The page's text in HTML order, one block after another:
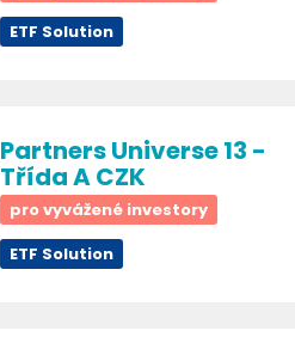
ETF Solution
Partners Universe 13 -
Třída A CZK
pro vyvážené investory
ETF Solution